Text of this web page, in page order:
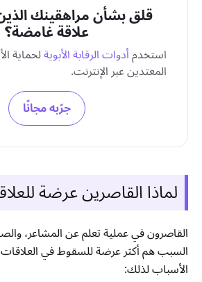
قلق بشأن مراهقينك
علاقة غامضة؟
استخدمأدوات الرقابة الأبويةلحماية
المعتدين عبر الإنترنت.
جرّبه مجانًا
لماذا القاصرين عرضة
القاصرون في عملية تعلم عن المشاعر،
السبب هم أكثر عرضة للسقوط في
الأسباب لذلك: